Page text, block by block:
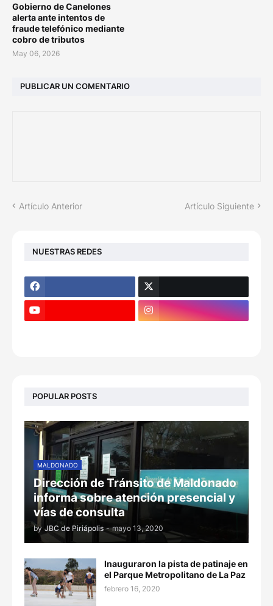
Gobierno de Canelones
alerta ante intentos de
fraude telefónico mediante
cobro de tributos
May 06, 2026
PUBLICAR UN COMENTARIO
Artículo Anterior Artículo Siguiente
NUESTRAS REDES
POPULAR POSTS
MALDONADO
Dirección de Tránsito de Maldonado
informa sobre atención presencial y
vías de consulta
by JBC de Piriápolis - mayo 13, 2020
Inauguraron la pista de patinaje en
el Parque Metropolitano de La Paz
febrero 16, 2020